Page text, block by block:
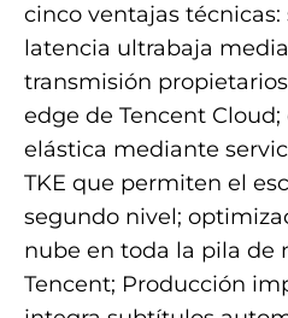
cinco ventajas
latencia ultrabaja
transmisión
edge de Tencent
elástica mediante
TKE que permiten el
segundo nivel;
nube en toda la pila de
Tencent; Producción